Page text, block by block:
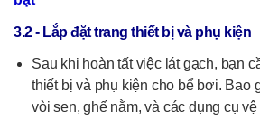
3.2 - Lắp đặt trang thiết bị và phụ kiện
Sau khi hoàn tất việc lát gạch, bạn
thiết bị và phụ kiện cho bể bơi. Bao
vòi sen, ghế nằm, và các dụng cụ